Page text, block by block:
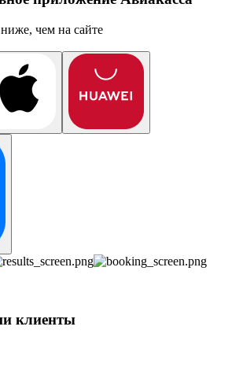
чем на сайте
клиенты